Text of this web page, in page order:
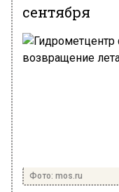
сентября
Фото: mos.ru